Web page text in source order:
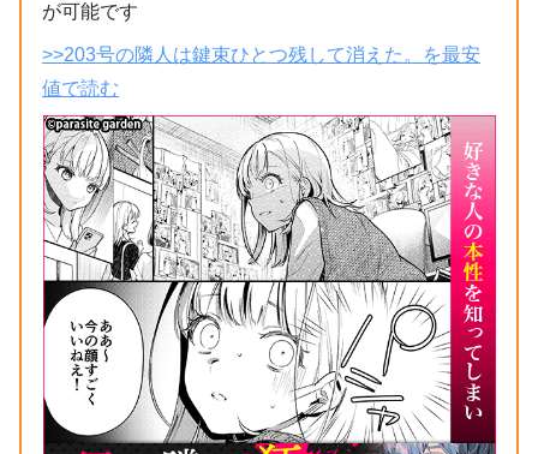
が可能です
>>203号の隣人は鍵束ひとつ残して消えた。を最安
値で読む